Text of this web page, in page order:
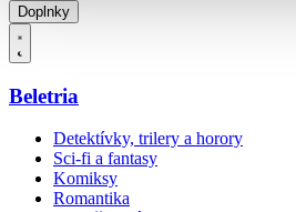
Doplnky
Beletria
Detektívky, trilery a horory
Sci-fi a fantasy
Komiksy
Romantika